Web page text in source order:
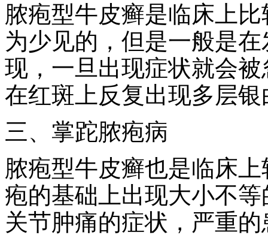
脓疱型牛皮癣是临床上
为少见的，但是一般是
现，一旦出现症状就会
在红斑上反复出现多层
三、掌跎脓疱病
脓疱型牛皮癣也是临床
疱的基础上出现大小不
关节肿痛的症状，严重